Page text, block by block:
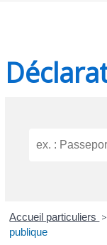
Accueil particuliers >
publique